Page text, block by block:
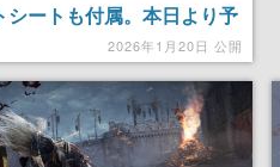
ートも付属。本日より予
2026年1月20日 公開